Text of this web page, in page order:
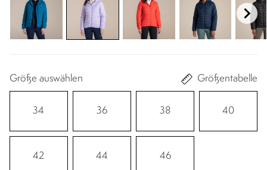
Größe auswählen Größentabelle
34 36 38 40
42 44 46